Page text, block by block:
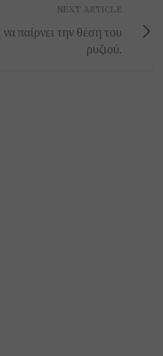
NEXT ARTICLE
παίρνει την θέση του
ρυζιού.